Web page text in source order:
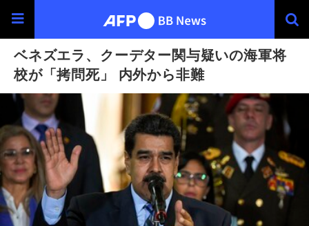
ベネズエラ、クーデター関与疑いの海軍将
校が「拷問死」 内外から非難